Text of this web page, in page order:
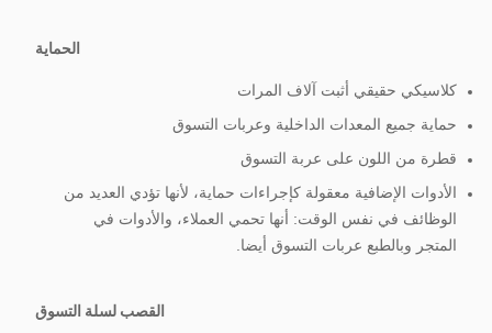
الحماية
كلاسيكي حقيقي أثبت آلاف المرات
حماية جميع المعدات الداخلية وعربات التسوق
قطرة من اللون على عربة التسوق
الأدوات الإضافية معقولة كإجراءات حماية، لأنها تؤدي العديد من
الوظائف في نفس الوقت: أنها تحمي العملاء، والأدوات في
المتجر وبالطبع عربات التسوق أيضا.
القصب لسلة التسوق